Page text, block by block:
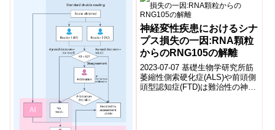
神経変性疾患におけるシナ
プス損失の一因:RNA顆粒
からのRNG105の解離
2023-07-07 基礎生物学研究所筋
萎縮性側索硬化症(ALS)や前頭側
頭型認知症(FTD)は難治性の神経